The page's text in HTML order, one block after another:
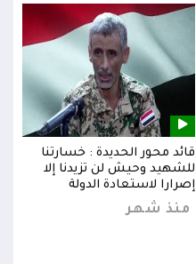
قائد محور الحديدة : خسارتنا
للشهيد وحيش لن تزيدنا إلا
إصرارا لاستعادة الدولة
منذ شهر